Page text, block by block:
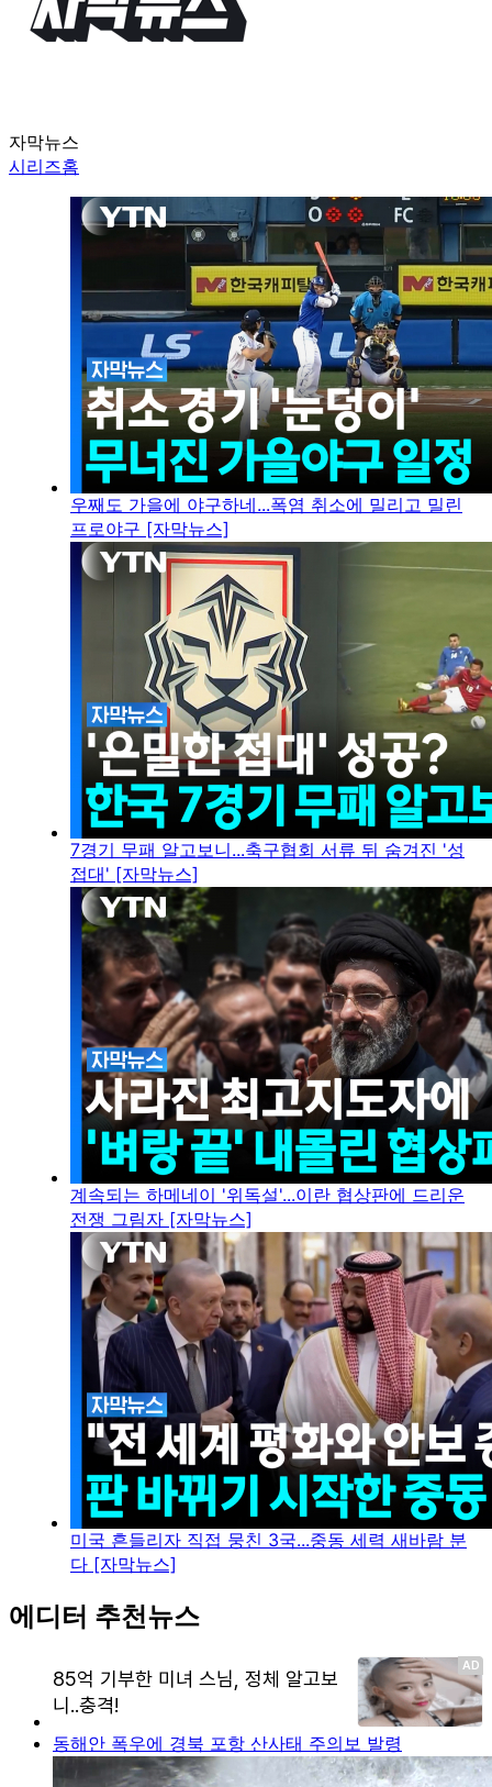
자막뉴스
시리즈홈
우째도 가을에 야구하네...폭염 취소에 밀리고 밀린
프로야구 [자막뉴스]
7경기 무패 알고보니...축구협회 서류 뒤 숨겨진 '성
접대' [자막뉴스]
계속되는 하메네이 '위독설'...이란 협상판에 드리운
전쟁 그림자 [자막뉴스]
미국 흔들리자 직접 뭉친 3국...중동 세력 새바람 분
다 [자막뉴스]
에디터 추천뉴스
동해안 폭우에 경북 포항 산사태 주의보 발령